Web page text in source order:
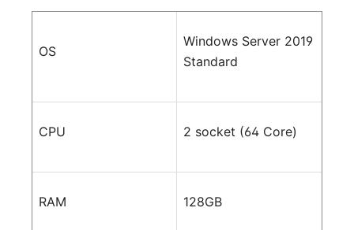
OS
Windows Server 2019
Standard
CPU 2 socket (64 Core)
RAM 128GB